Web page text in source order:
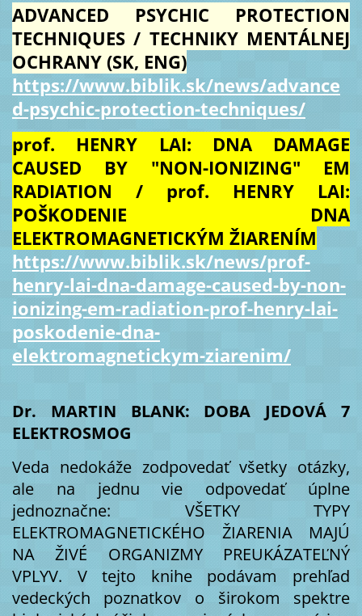
ADVANCED PSYCHIC PROTECTION
TECHNIQUES / TECHNIKY MENTÁLNEJ
OCHRANY (SK, ENG)
https://www.biblik.sk/news/advance
d-psychic-protection-techniques/
prof. HENRY LAI: DNA DAMAGE
CAUSED BY "NON-IONIZING" EM
RADIATION / prof. HENRY LAI:
POŠKODENIE DNA
ELEKTROMAGNETICKÝM ŽIARENÍM
https://www.biblik.sk/news/prof-
henry-lai-dna-damage-caused-by-non-
ionizing-em-radiation-prof-henry-lai-
poskodenie-dna-
elektromagnetickym-ziarenim/
Dr. MARTIN BLANK: DOBA JEDOVÁ 7
ELEKTROSMOG
Veda nedokáže zodpovedať všetky otázky,
ale na jednu vie odpovedať úplne
jednoznačne: VŠETKY TYPY
ELEKTROMAGNETICKÉHO ŽIARENIA MAJÚ
NA ŽIVÉ ORGANIZMY PREUKÁZATEĽNÝ
VPLYV. V tejto knihe podávam prehľad
vedeckých poznatkov o širokom spektre